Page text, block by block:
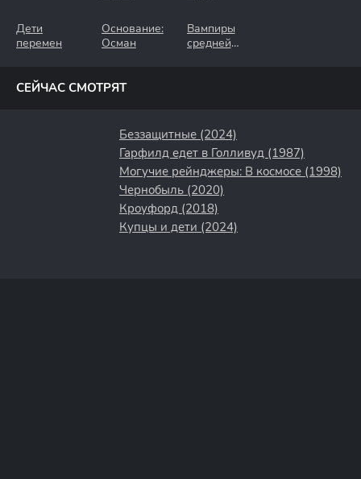
Дети
перемен
Основание:
Осман
Вампиры
средней
СЕЙЧАС СМОТРЯТ
Беззащитные (2024)
Гарфилд едет в Голливуд (1987)
Могучие рейнджеры: В космосе (1998)
Чернобыль (2020)
Кроуфорд (2018)
Купцы и дети (2024)